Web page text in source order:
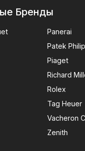
Бренды
Panerai
Patek
Piaget
Richard
Rolex
Tag Heuer
Vacheron
Zenith